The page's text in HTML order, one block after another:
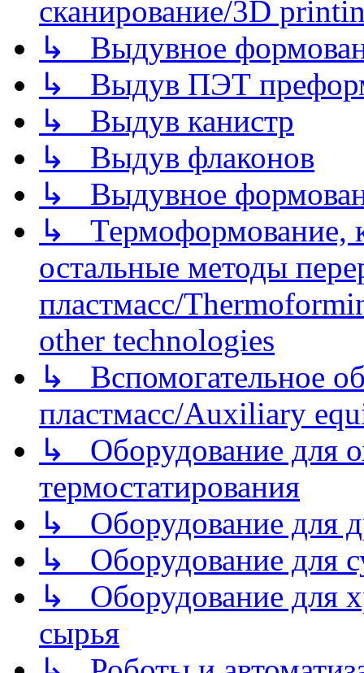
сканирование/3D
↳ Выдувное
↳ Выдув ПЭТ
↳ Выдув канистр
↳ Выдув флаконов
↳ Выдувное
↳ Термоформование,
остальные методы
пластмасс/
other technologies
↳ Вспомогательное
пластмасс/Auxiliary
↳ Оборудование для
термостатирования
↳ Оборудование для
↳ Оборудование для
↳ Оборудование для
сырья